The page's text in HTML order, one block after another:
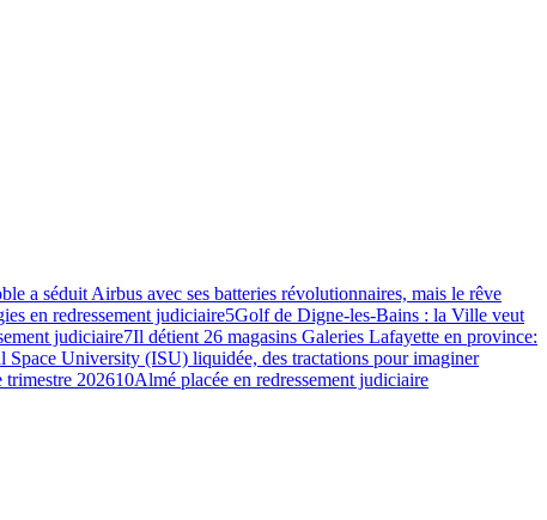
a séduit Airbus avec ses batteries révolutionnaires, mais le rêve
en redressement judiciaire5Golf de Digne-les-Bains : la Ville veut
judiciaire7Il détient 26 magasins Galeries Lafayette en province:
Space University (ISU) liquidée, des tractations pour imaginer
trimestre 202610Almé placée en redressement judiciaire